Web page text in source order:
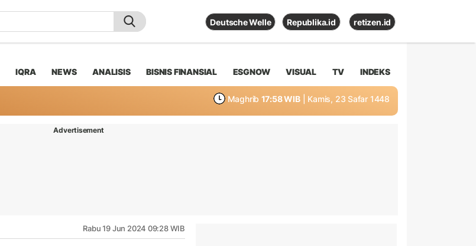
Deutsche Welle Republika.id retizen.id
IQRA NEWS ANALISIS BISNIS FINANSIAL ESGNOW VISUAL TV INDEKS
Maghrib 17:58 WIB | Kamis, 23 Safar 1448
Advertisement
Rabu 19 Jun 2024 09:28 WIB